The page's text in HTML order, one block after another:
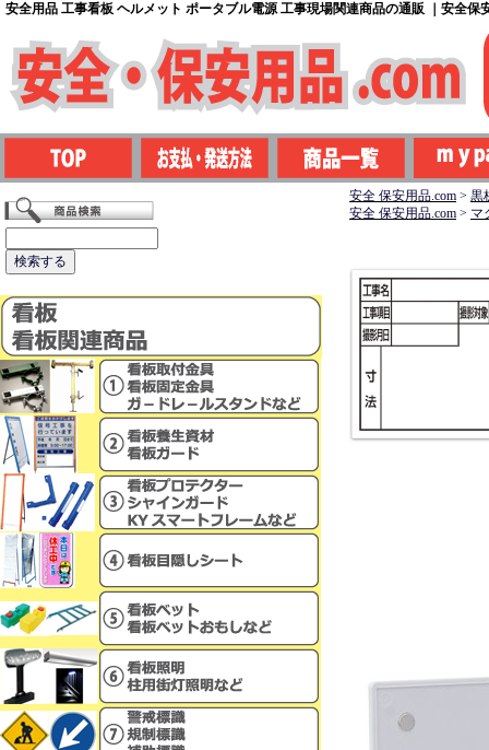
安全用品 工事看板 ヘルメット ポータブル電源 工事現場関連商品の通販 ｜安全保
安全 保安用品.com > 黒
安全 保安用品.com > マ